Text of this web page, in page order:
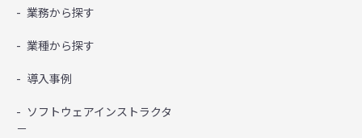
業務から探す
業種から探す
導入事例
ソフトウェアインストラクタ
－